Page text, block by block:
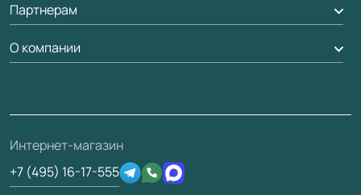
Рейки, баффели, стеллажи
Погонаж
Гарантия
Вопрос-ответ
Отзывы клиентов
Техническая информация
Вызов замерщика
Доставка
Партнерам
Дизайнерам / архитекторам
Скачать материалы
3D-модели
О компании
О фабрике
Сертификаты
Производство
Интернет-магазин
+7 (495) 16-17-555